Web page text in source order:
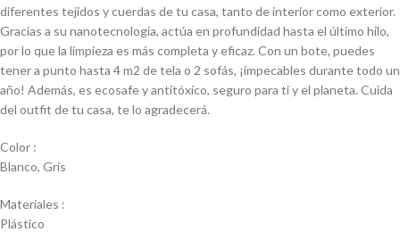
diferentes tejidos y cuerdas de tu casa, tanto de interior como exterior.
Gracias a su nanotecnología, actúa en profundidad hasta el último hilo,
por lo que la limpieza es más completa y eficaz. Con un bote, puedes
tener a punto hasta 4 m2 de tela o 2 sofás, ¡impecables durante todo un
año! Además, es ecosafe y antitóxico, seguro para ti y el planeta. Cuida
del outfit de tu casa, te lo agradecerá.
Color :
Blanco, Gris
Materiales :
Plástico